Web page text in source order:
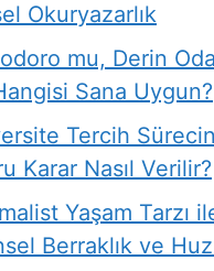
Okuryazarlık
mu, Derin
Sana Uygun?
Tercih
Karar Nasıl Verilir?
Yaşam Tarzı
Berraklık ve